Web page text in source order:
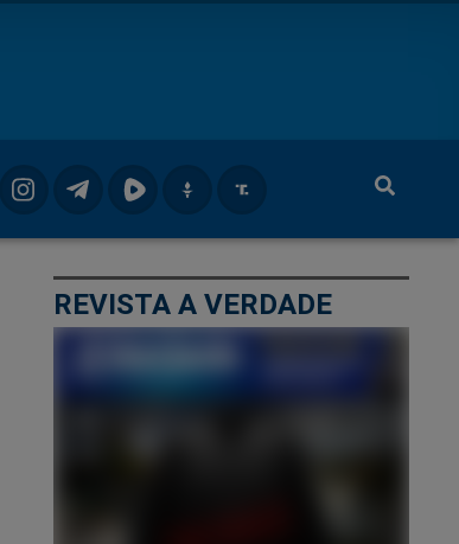
REVISTA A VERDADE